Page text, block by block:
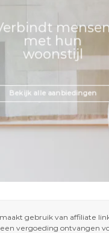
met hun
woonstijl
Bekijk alle aanbiedingen
gebruik van affiliate
vergoeding ontvangen